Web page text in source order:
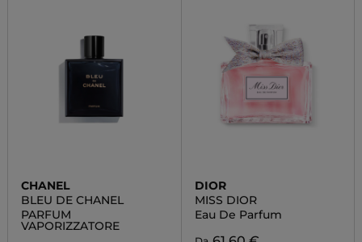
CHANEL
BLEU DE CHANEL
PARFUM
VAPORIZZATORE
DIOR
MISS DIOR
Eau De Parfum